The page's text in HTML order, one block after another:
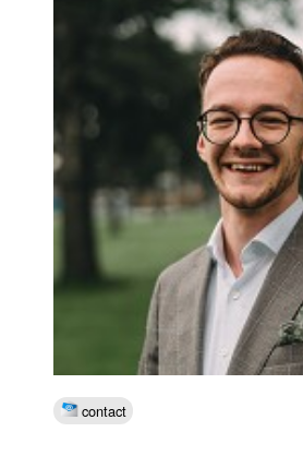
Luister LOK Live
LOK schijf
Oude LOK
contact